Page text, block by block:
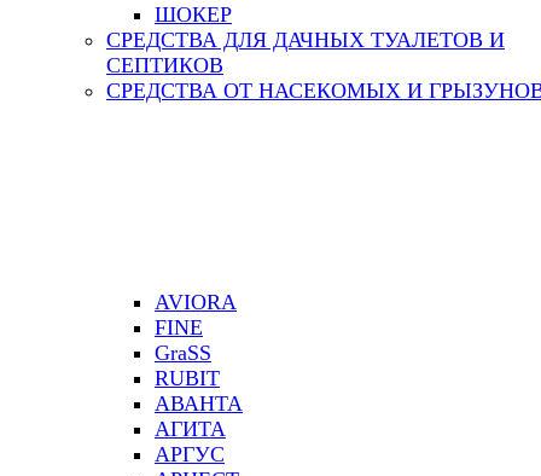
ШОКЕР
СРЕДСТВА ДЛЯ ДАЧНЫХ ТУАЛЕТОВ И
СЕПТИКОВ
СРЕДСТВА ОТ НАСЕКОМЫХ И
AVIORA
FINE
GraSS
RUBIT
АВАНТА
АГИТА
АРГУС